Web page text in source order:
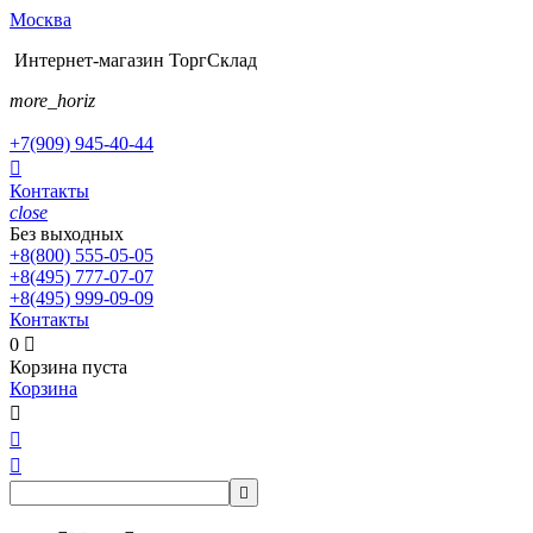
Москва
Интернет-магазин ТоргСклад
more_horiz
+7(909) 945-40-44

Контакты
close
Без выходных
+8(800) 555-05-05
+8(495) 777-07-07
+8(495) 999-09-09
Контакты
0 
Корзина пуста
Корзина



